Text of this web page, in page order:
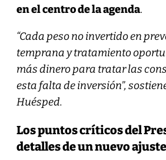
en el centro de la agenda.
“Cada peso no invertido en
temprana y tratamiento
más dinero para tratar las
esta falta de inversión”,
Huésped.
Los puntos críticos del
detalles de un nuevo ajuste